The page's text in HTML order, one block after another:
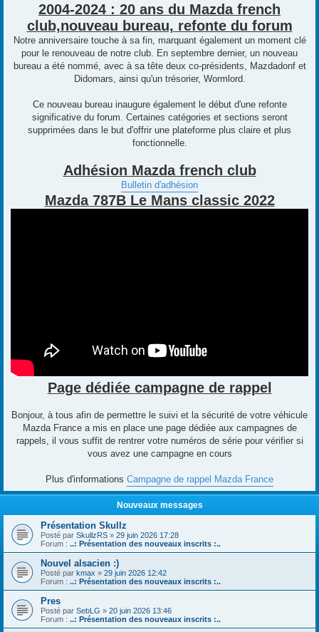
2004-2024 : 20 ans du Mazda french
club,nouveau bureau, refonte du forum
Notre anniversaire touche à sa fin, marquant également un moment clé
pour le renouveau de notre club. En septembre dernier, un nouveau
bureau a été nommé, avec à sa tête deux co-présidents, Mazdadonf et
Didomars, ainsi qu'un trésorier, Wormlord.
Ce nouveau bureau inaugure également le début d'une refonte
significative du forum. Certaines catégories et sections seront
supprimées dans le but d'offrir une plateforme plus claire et plus
fonctionnelle.
Adhésion Mazda french club
Bulletin d'adhésion
Mazda 787B Le Mans classic 2022
Page dédiée campagne de rappel
Bonjour, à tous afin de permettre le suivi et la sécurité de votre véhicule
Mazda France a mis en place une page dédiée aux campagnes de
rappels, il vous suffit de rentrer votre numéros de série pour vérifier si
vous avez une campagne en cours
Plus d'informations Campagne de rappel Mazda France
Nouveaux messages
Présentation Skullz
Posté par SkullzRS » 29 juin 2026 17:28
Forum : ..: Présentation des nouveaux inscrits :..
Nouvel alsacien :)
Posté par kmax » 29 juin 2026 12:42
Forum : ..: Présentation des nouveaux inscrits :..
Pres
Posté par SebLG » 20 juin 2026 13:46
Forum : ..: Présentation des nouveaux inscrits :..